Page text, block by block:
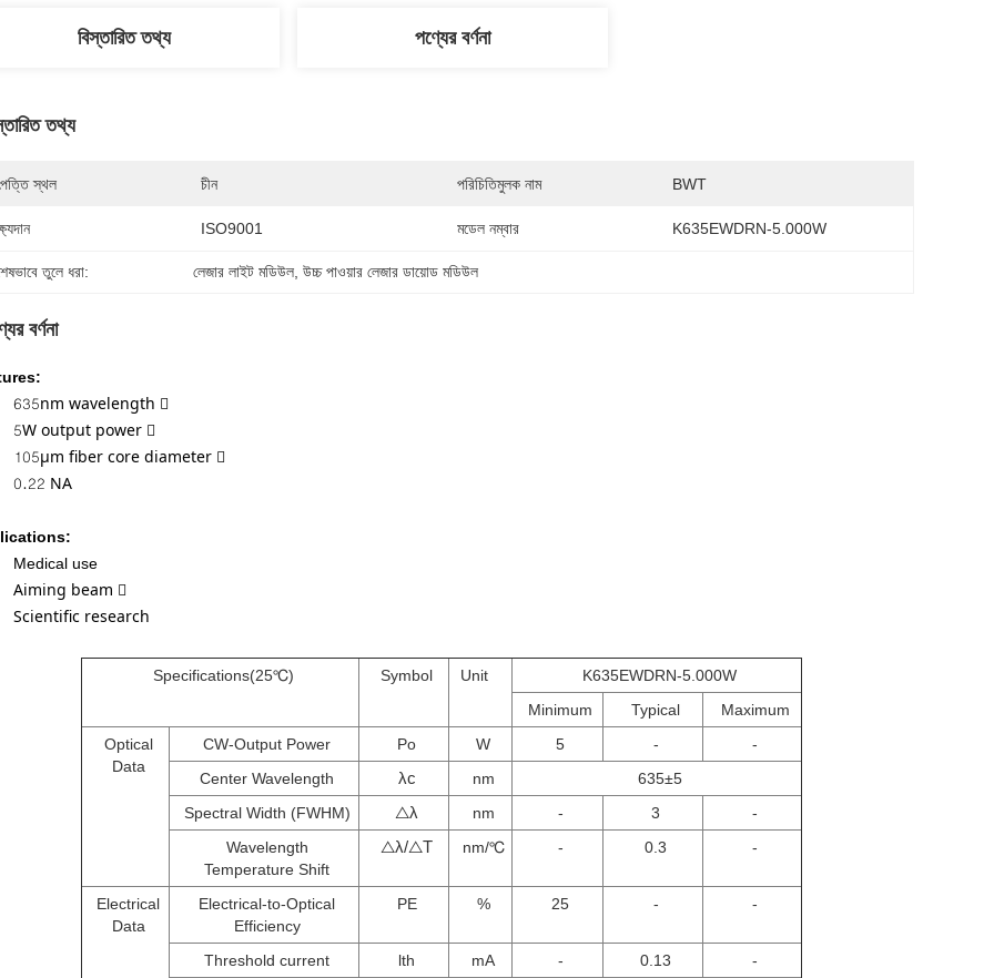
বিস্তারিত তথ্য পণ্যের বর্ণনা
তথ্য
স্থল চীন পরিচিতিমুলক নাম BWT
ISO9001 মডেল নম্বার K635EWDRN-5.000W
তুলে ধরা: লেজার লাইট মডিউল , উচ্চ পাওয়ার লেজার ডায়োড মডিউল
বর্ণনা
635nm wavelength 
5W output power 
105μm fiber core diameter 
0.22 NA
:
Medical use
Aiming beam 
Scientific research
Specifications(25℃) Symbol Unit
K635EWDRN-5.000W
Minimum
Typical
Maximum
Optical
Data
CW-Output Power Po W 5 -
-
Center Wavelength
λc nm
635±5
Spectral Width (FWHM)
△λ nm - 3
-
Wavelength
Temperature Shift
△λ/△T nm/℃ - 0.3 -
Electrical
Data
Electrical-to-Optical
Efficiency
PE % 25 - -
Threshold current lth mA - 0.13
-